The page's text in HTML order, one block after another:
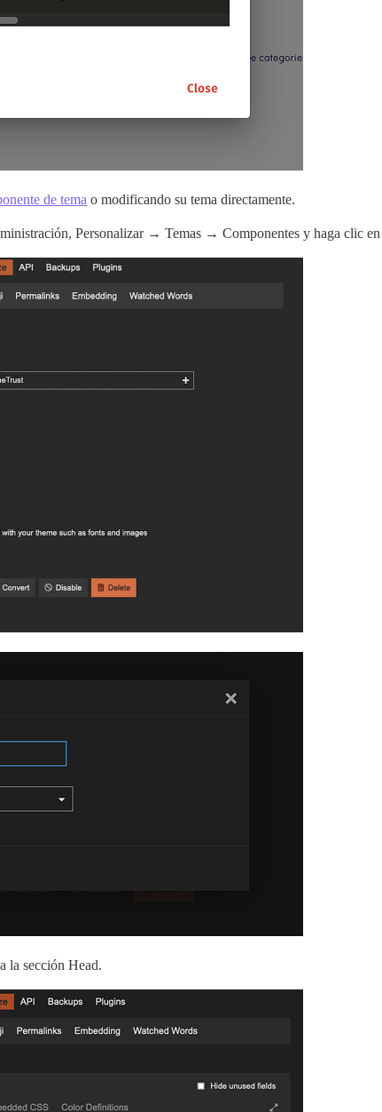
de tema o modificando su tema directamente.
Personalizar → Temas → Componentes y haga clic en
la sección Head.